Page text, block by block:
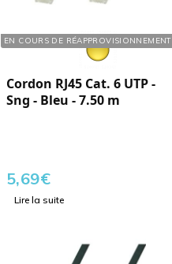
EN COURS DE RÉAPPROVISIONNEMENT
Réf. : 121072
Cordon RJ45 Cat. 6 UTP -
Sng - Bleu - 7.50 m
5,69€
Lire la suite